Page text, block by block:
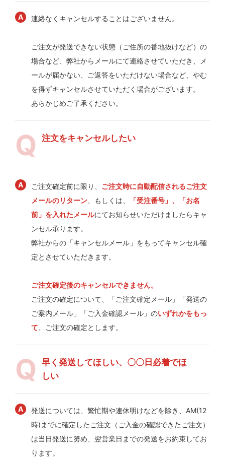
連絡なくキャンセルすることはございません。
ご注文が発送できない状態（ご住所の番地抜けなど）の
場合など、弊社からメールにて連絡させていただき、メ
ールが届かない、ご返答をいただけない場合など、やむ
を得ずキャンセルさせていただく場合がございます。
あらかじめご了承ください。
注文をキャンセルしたい
ご注文確定前に限り、 ご注文時に自動配信されるご注文
メールのリターン、もしくは、
「受注番号」、「お名
前」を入れたメールにてお知らせいただけましたらキャ
ンセル承ります。
弊社からの「キャンセルメール」をもってキャンセル確
定とさせていただきます。
ご注文確定後のキャンセルできません。
ご注文の確定について、「ご注文確定メール」「発送の
ご案内メール」「ご入金確認メール」のいずれかをもっ
て、ご注文の確定とします。
早く発送してほしい、〇〇日必着でほ
しい
発送については、繁忙期や連休明けなどを除き、AM(12
時)までに確定したご注文（ご入金の確認できたご注文）
は当日発送に努め、翌営業日までの発送をお約束してお
ります。